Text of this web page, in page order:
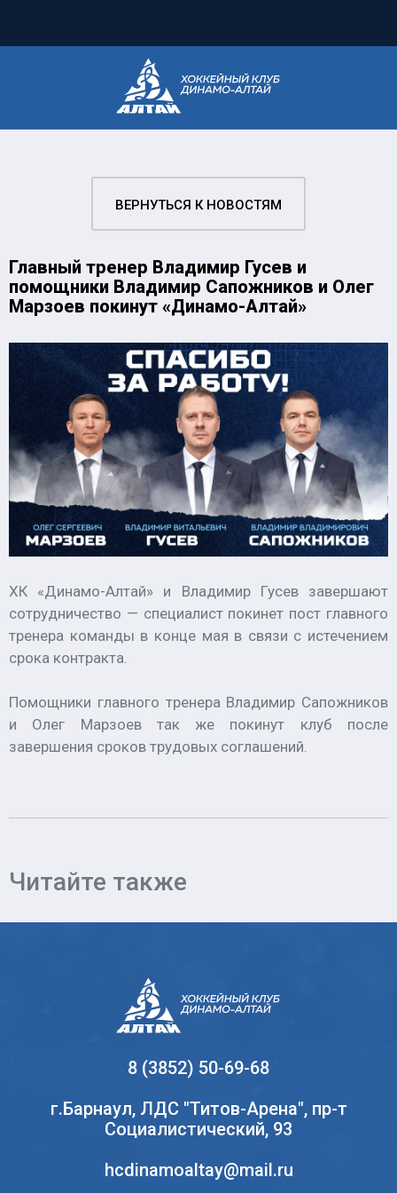
ВЕРНУТЬСЯ К НОВОСТЯМ
Главный тренер Владимир Гусев и
помощники Владимир Сапожников и Олег
Марзоев покинут «Динамо-Алтай»
ХК «Динамо-Алтай» и Владимир Гусев завершают
сотрудничество — специалист покинет пост главного
тренера команды в конце мая в связи с истечением
срока контракта.
Помощники главного тренера Владимир Сапожников
и Олег Марзоев так же покинут клуб после
завершения сроков трудовых соглашений.
Читайте также
8 (3852) 50-69-68
г.Барнаул, ЛДС "Титов-Арена", пр-т
Социалистический, 93
hcdinamoaltay@mail.ru